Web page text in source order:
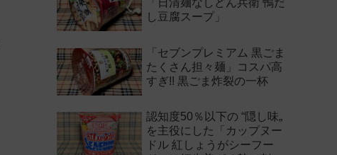
「日清麺なしどん兵衛 鴨だ
し豆腐スープ」
「セブンプレミアム 黒ごま
たくさん担々麺」コスパ高
すぎ!! 黒ごま炸裂の一杯
認知度50％以下の “隠し味„
を主役にした「カップヌー
ドル 紅しょうがシーフー